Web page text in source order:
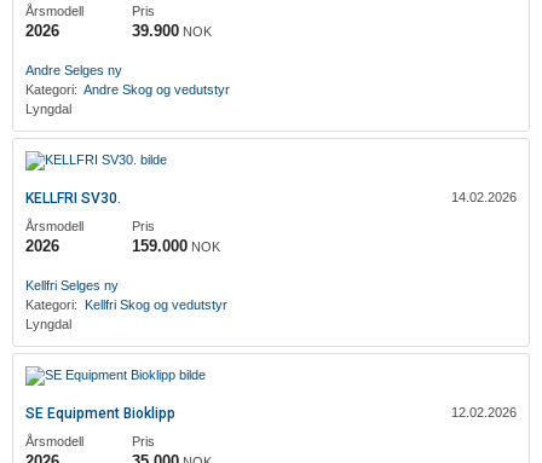
Årsmodell
2026
Pris
39.900 NOK
‎Andre Selges ny
Kategori: ‎Andre Skog og vedutstyr
Lyngdal
KELLFRI SV30.
14.02.2026
Årsmodell
2026
Pris
159.000 NOK
Kellfri Selges ny
Kategori: Kellfri Skog og vedutstyr
Lyngdal
SE Equipment Bioklipp
12.02.2026
Årsmodell
Pris